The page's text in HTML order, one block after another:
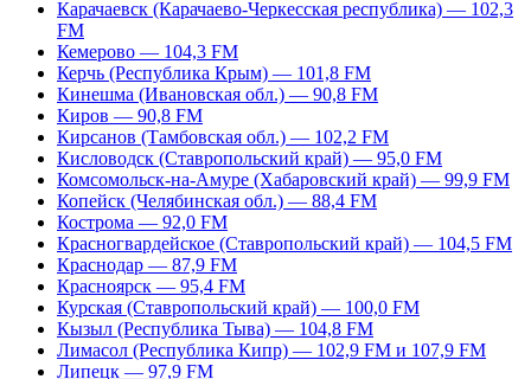
Карачаевск (Карачаево-Черкесская республика) — 102,3
FM
Кемерово — 104,3 FM
Керчь (Республика Крым) — 101,8 FM
Кинешма (Ивановская обл.) — 90,8 FM
Киров — 90,8 FM
Кирсанов (Тамбовская обл.) — 102,2 FM
Кисловодск (Ставропольский край) — 95,0 FM
Комсомольск-на-Амуре (Хабаровский край) — 99,9 FM
Копейск (Челябинская обл.) — 88,4 FM
Кострома — 92,0 FM
Красногвардейское (Ставропольский край) — 104,5 FM
Краснодар — 87,9 FM
Красноярск — 95,4 FM
Курская (Ставропольский край) — 100,0 FM
Кызыл (Республика Тыва) — 104,8 FM
Лимасол (Республика Кипр) — 102,9 FM и 107,9 FM
Липецк — 97,9 FM